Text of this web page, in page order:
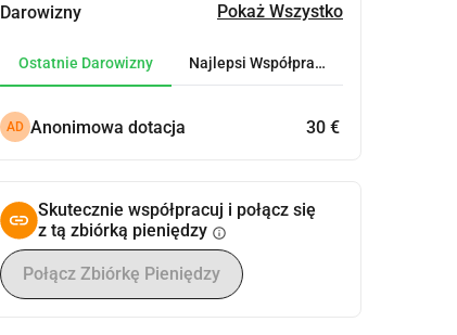
Darowizny Pokaż Wszystko
Ostatnie Darowizny Najlepsi Współpracownicy
AD Anonimowa dotacja 30 €
Skutecznie współpracuj i połącz się
z tą zbiórką pieniędzy info
Połącz Zbiórkę Pieniędzy